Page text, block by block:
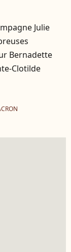
Julie
Bernadette
Clotilde